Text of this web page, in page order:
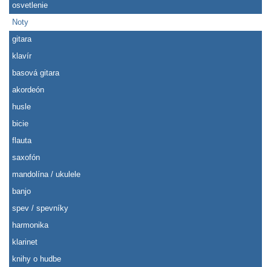
osvetlenie
Noty
gitara
klavír
basová gitara
akordeón
husle
bicie
flauta
saxofón
mandolína / ukulele
banjo
spev / spevníky
harmonika
klarinet
knihy o hudbe